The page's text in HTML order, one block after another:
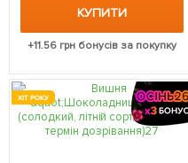
КУПИТИ
+11.56грн бонусів за покупку
ХІТ РОКУ